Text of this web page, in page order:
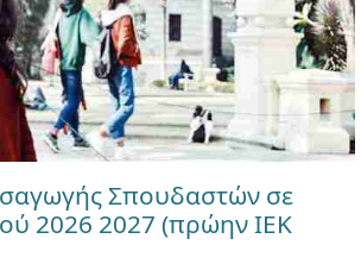
Σπουδαστών σε
2026 2027 (πρώην ΙΕΚ